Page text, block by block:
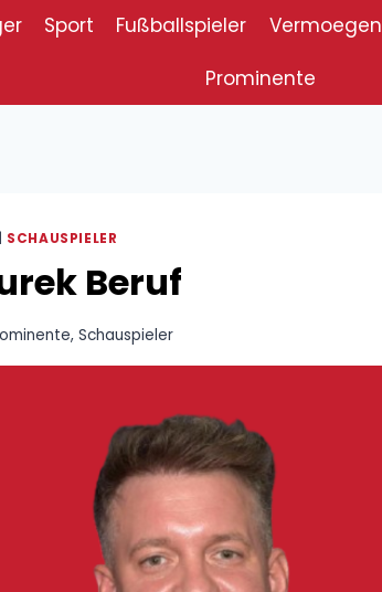
Sport Fußballspieler Vermoegen
Prominente
SCHAUSPIELER
Beruf
,Schauspieler